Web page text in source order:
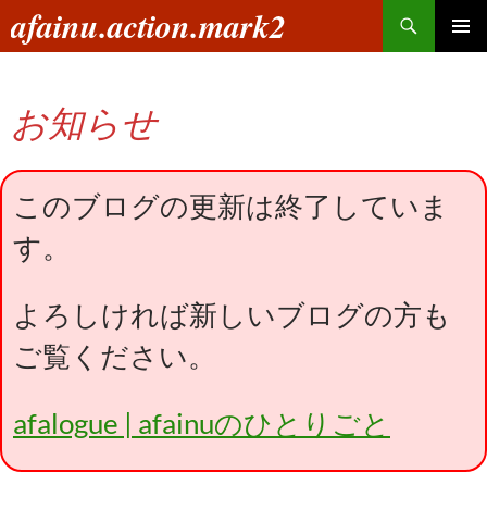
ン
へ
ス
キ
プ
afainu.action.mark2
索
お知らせ
このブログの更新は終了していま
す。
よろしければ新しいブログの方も
ご覧ください。
afalogue | afainuのひとりごと